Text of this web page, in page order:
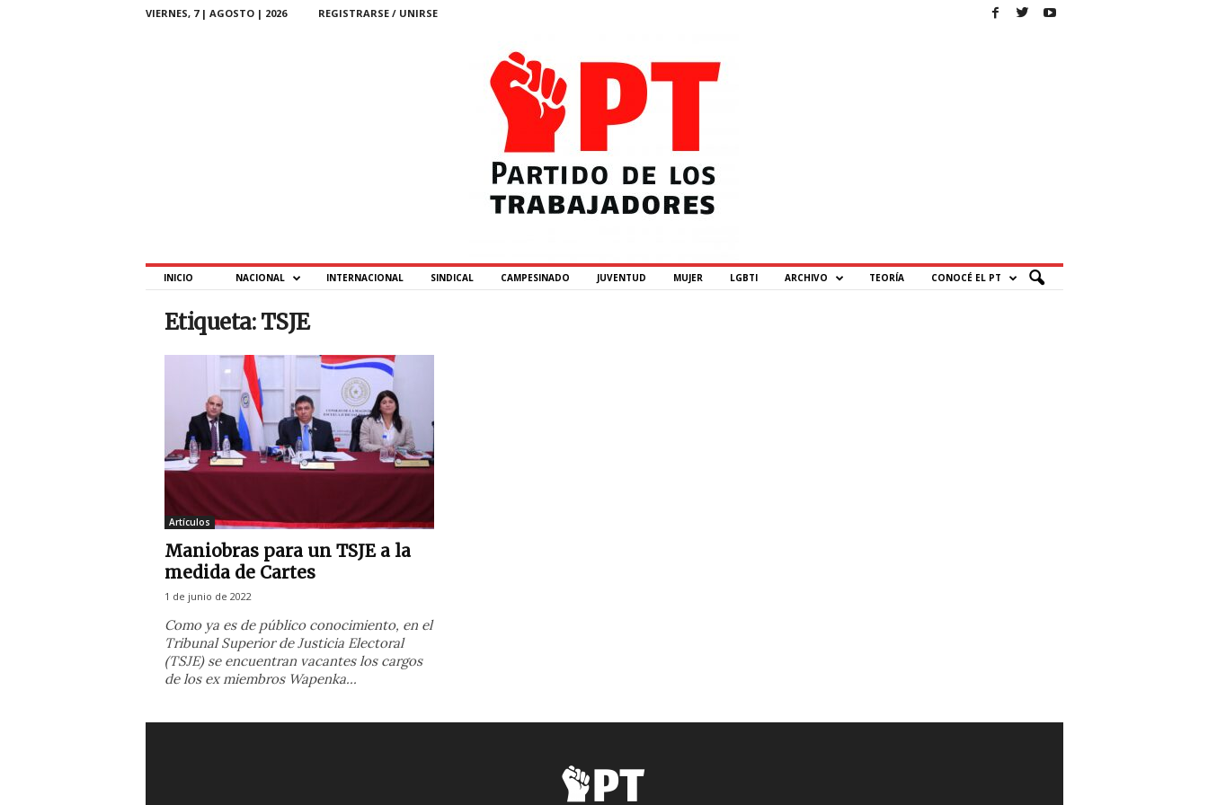
VIERNES, 7 | AGOSTO | 2026 REGISTRARSE / UNIRSE
P
T
INICIO NACIONAL INTERNACIONAL SINDICAL CAMPESINADO JUVENTUD MUJER LGBTI ARCHIVO TEORÍA CONOCÉ EL PT
Etiqueta: TSJE
Artículos
Maniobras para un TSJE a la
medida de Cartes
1 de junio de 2022
Como ya es de público conocimiento, en el
Tribunal Superior de Justicia Electoral
(TSJE) se encuentran vacantes los cargos
de los ex miembros Wapenka...